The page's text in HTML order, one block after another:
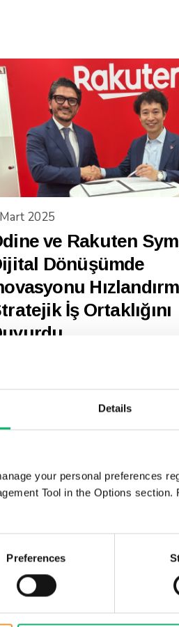
Details
your personal preferences
Tool in the Options
Preferences
2025
ve Rakuten
Dönüşümde
İş Ortaklığını
Odine, E-Turquality
Kapsamında Stratejik
PwC ile